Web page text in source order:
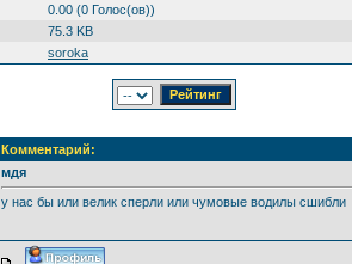
0.00 (0 Голос(ов))
75.3 KB
soroka
Комментарий:
мдя
у нас бы или велик сперли или чумовые водилы сшибли